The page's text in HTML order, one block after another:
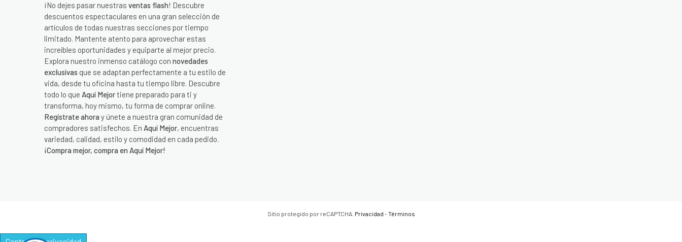
¡No dejes pasar nuestras ventas flash! Descubre
descuentos espectaculares en una gran selección de
artículos de todas nuestras secciones por tiempo
limitado. Mantente atento para aprovechar estas
increíbles oportunidades y equiparte al mejor precio.
Explora nuestro inmenso catálogo con novedades
exclusivas que se adaptan perfectamente a tu estilo de
vida, desde tu oficina hasta tu tiempo libre. Descubre
todo lo que Aquí Mejortiene preparado para ti y
transforma, hoy mismo, tu forma de comprar online.
Regístrate ahora y únete a nuestra gran comunidad de
compradores satisfechos. En Aquí Mejor, encuentras
variedad, calidad, estilo y comodidad en cada pedido.
¡Compra mejor, compra en Aquí Mejor!
Sitio protegido por reCAPTCHA. Privacidad -Términos